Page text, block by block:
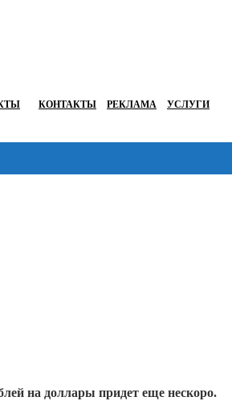
КОНТАКТЫ РЕКЛАМА УСЛУГИ
на доллары придет еще нескоро.